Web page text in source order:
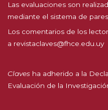
Las evaluaciones son
mediante el sistema de
Los comentarios de los
a revistaclaves@fhce.edu.uy
Claves ha adherido a la
Evaluación de la